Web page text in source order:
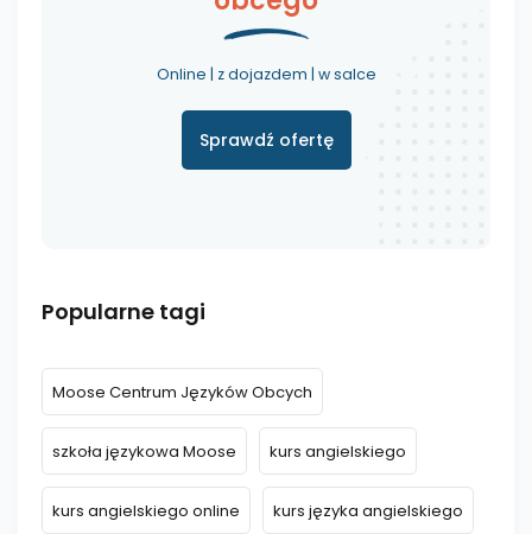
Online | z dojazdem | w salce
Sprawdź ofertę
Popularne tagi
Moose Centrum Języków Obcych
szkoła językowa Moose kurs angielskiego
kurs angielskiego online kurs języka angielskiego